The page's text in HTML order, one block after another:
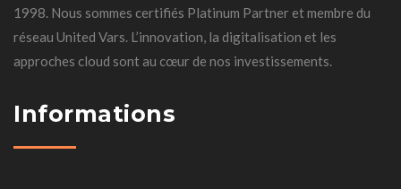
1998. Nous sommes certifiés Platinum Partner et membre du
réseau United Vars. L’innovation, la digitalisation et les
approches cloud sont au cœur de nos investissements.
Informations